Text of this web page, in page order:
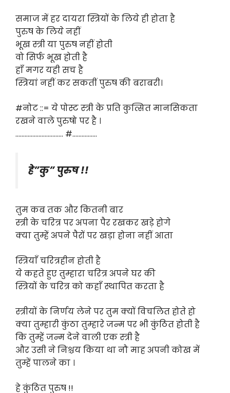
समाज में हर दायरा स्त्रियों के लिये ही होता है
पुरुष के लिये नहीं
भूख स्त्री या पुरुष नहीं होती
वो सिर्फ भूख होती है
हाँ मगर यही सच है
स्त्रियां नहीं कर सकतीं पुरुष की बराबरी।
#नोट ::= ये पोस्ट स्त्री के प्रति कुत्सित मानसिकता
रखने वाले पुरुषो पर है ।
…………………………. #…………….
हे”कु” पुरुष !!
तुम कब तक और कितनी बार
स्त्री के चरित्र पर अपना पैर रखकर खड़े होगे
क्या तुम्हें अपने पैरों पर खड़ा होना नहीं आता
स्त्रियाँ चरित्रहीन होती है
ये कहते हुए तुम्हारा चरित्र अपने घर की
स्त्रियों के चरित्र को कहाँ स्थापित करता है
स्त्रीयों के निर्णय लेने पर तुम क्यों विचलित होते हो
क्या तुम्हारी कुंठा तुम्हारे जन्म पर भी कुंठित होती है
कि तुम्हें जन्म देने वाली एक स्त्री है
और उसी ने निश्चय किया था नौ माह अपनी कोख में
तुम्हें पालने का ।
हे कुंठित पुरुष !!